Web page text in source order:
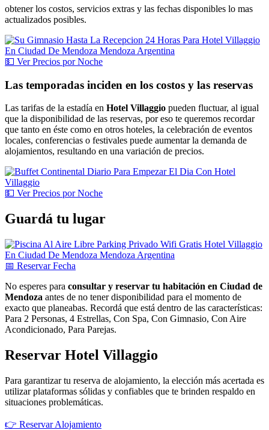
obtener los costos, servicios extras y las fechas disponibles lo mas
actualizados posibles.
💵 VerPrecios por Noche
Las temporadas inciden en los costos y las reservas
Las tarifas de la estadía en Hotel Villaggio pueden fluctuar, al igual
que la disponibilidad de las reservas, por eso te queremos recordar
que tanto en éste como en otros hoteles, la celebración de eventos
locales, conferencias o festivales puede aumentar la demanda de
alojamientos, resultando en una variación de precios.
💵 VerPrecios por Noche
Guardá tu lugar
📅 ReservarFecha
No esperes para consultar y reservar tu habitación en Ciudad de
Mendoza antes de no tener disponibilidad para el momento de
exacto que planeabas. Recordá que está dentro de las características:
Para 2 Personas, 4 Estrellas, Con Spa, Con Gimnasio, Con Aire
Acondicionado, Para Parejas.
Reservar Hotel Villaggio
Para garantizar tu reserva de alojamiento, la elección más acertada es
utilizar plataformas sólidas y confiables que te brinden respaldo en
situaciones problemáticas.
👉 Reservar Alojamiento